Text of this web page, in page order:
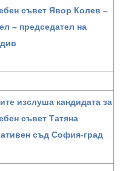
съвет Явор Колев –
– председател на
изслуша кандидата за
съвет Татяна
съд София-град